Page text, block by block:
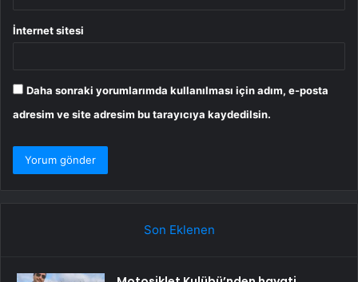
İnternet sitesi
Daha sonraki yorumlarımda kullanılması için adım, e-posta
adresim ve site adresim bu tarayıcıya kaydedilsin.
Son Eklenen